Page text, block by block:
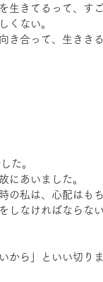
＆青空こども食堂
わくわく山
生きてるって、す
くない。
き合って、生きき
た。
にあいました。
の私は、心配はも
しなければならな
から」といい切り